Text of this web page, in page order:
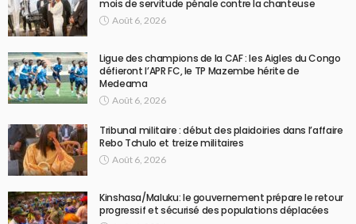
mois de servitude pénale contre la chanteuse
Août 6, 2026
Ligue des champions de la CAF : les Aigles du Congo
défieront l’APR FC, le TP Mazembe hérite de
Medeama
Août 6, 2026
Tribunal militaire : début des plaidoiries dans l’affaire
Rebo Tchulo et treize militaires
Août 6, 2026
Kinshasa/Maluku: le gouvernement prépare le retour
progressif et sécurisé des populations déplacées